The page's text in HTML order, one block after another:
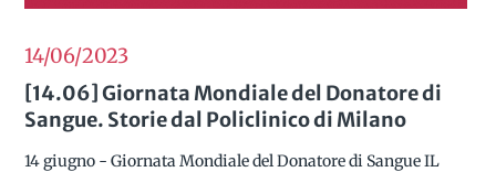
14/062023
[14.06] Giornata Mondiale del Donatore di
Sangue. Storie dal Policlinico di Milano
14 giugno - Giornata Mondiale del Donatore di Sangue IL